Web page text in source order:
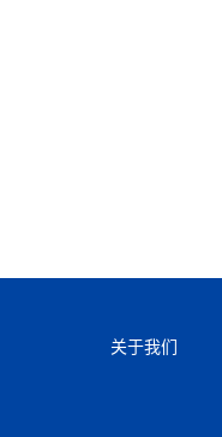
关于我们